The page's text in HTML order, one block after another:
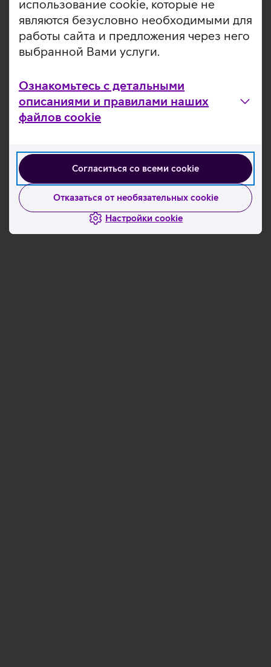
использование cookie, которые не
являются безусловно необходимыми для
работы сайта и предложения через него
выбранной Вами услуги.
Ознакомьтесь с детальными
описаниями и правилами наших
файлов cookie
Согласиться со всеми cookie
Отказаться от необязательных cookie
Настройки cookie
Ознакомьтесь с другими новостями